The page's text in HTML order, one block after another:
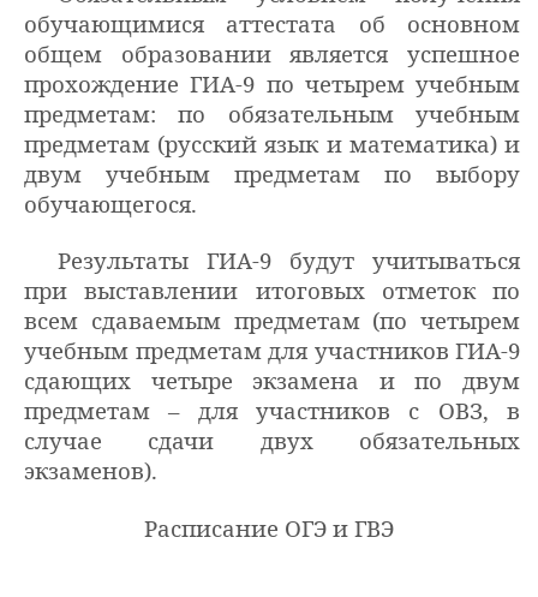
обучающимися аттестата об основном
общем образовании является успешное
прохождение ГИА-9 по четырем учебным
предметам: по обязательным учебным
предметам (русский язык и математика) и
двум учебным предметам по выбору
обучающегося.
Результаты ГИА-9 будут учитываться
при выставлении итоговых отметок по
всем сдаваемым предметам (по четырем
учебным предметам для участников ГИА-9
сдающих четыре экзамена и по двум
предметам – для участников с ОВЗ, в
случае сдачи двух обязательных
экзаменов).
Расписание ОГЭ и ГВЭ